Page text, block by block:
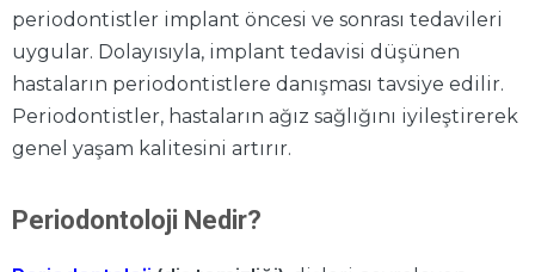
periodontistler implant öncesi ve sonrası tedavileri
uygular. Dolayısıyla, implant tedavisi düşünen
hastaların periodontistlere danışması tavsiye edilir.
Periodontistler, hastaların ağız sağlığını iyileştirerek
genel yaşam kalitesini artırır.
Periodontoloji Nedir?